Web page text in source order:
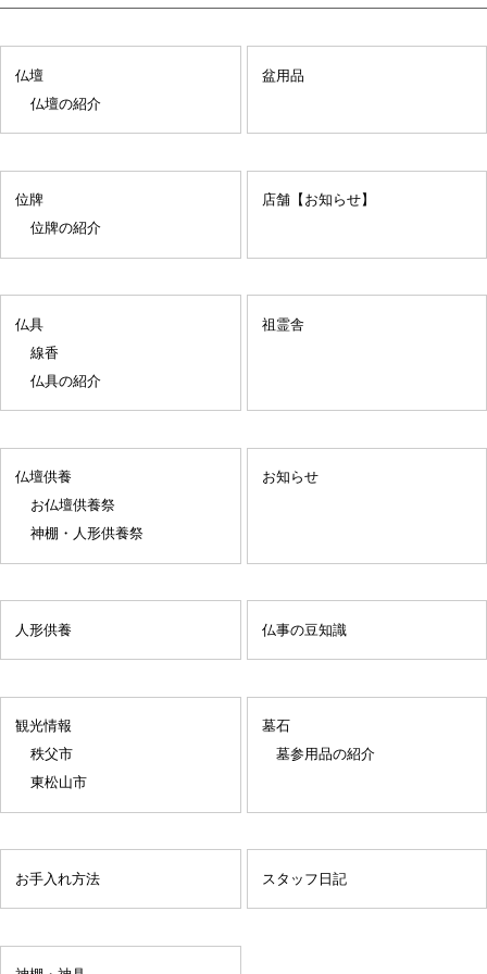
仏壇
仏壇の紹介
盆用品
位牌
位牌の紹介
店舗【お知らせ】
仏具
線香
仏具の紹介
祖霊舎
仏壇供養
お仏壇供養祭
神棚・人形供養祭
お知らせ
人形供養 仏事の豆知識
観光情報
秩父市
東松山市
墓石
墓参用品の紹介
お手入れ方法 スタッフ日記